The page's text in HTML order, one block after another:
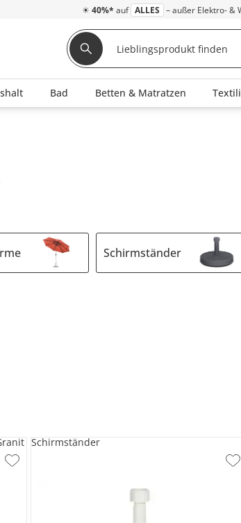
☀ 40%* auf ALLES – außer Elektro- &
Bad Betten & Matratzen
Schirmständer
Schirmständer